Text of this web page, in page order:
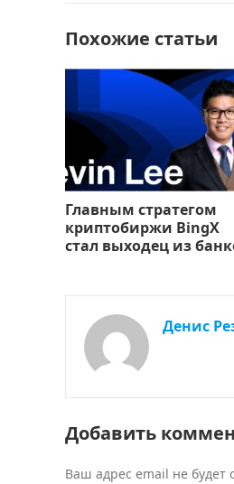
ь
Похожие статьи
Главным стратегом
криптобиржи BingX
стал выходец из
Денис
Добавить
Ваш адрес email не будет